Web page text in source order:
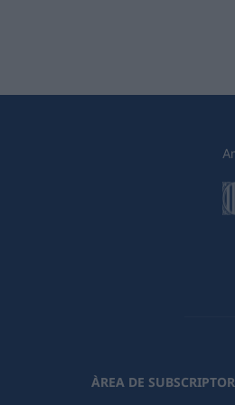
ÀREA DE